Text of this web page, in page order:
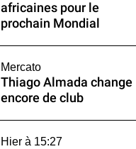
africaines pour le
prochain Mondial
Mercato
Thiago Almada change
encore de club
Hier à 15:27